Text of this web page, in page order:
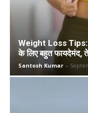
Weight Loss Tips:
के लिए बहुत फायदेमंद,
Santosh Kumar -